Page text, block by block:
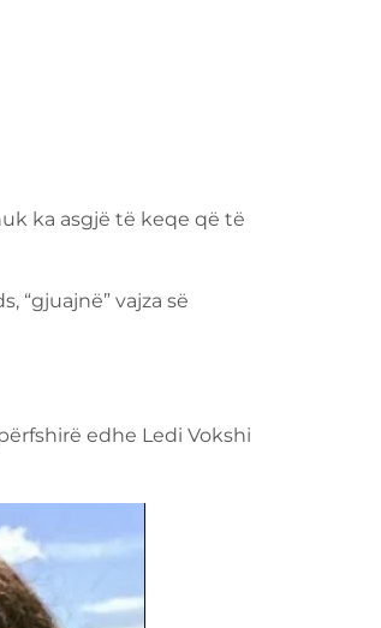
ka asgjë të keqe që të
“gjuajnë” vajza së
edhe Ledi Vokshi